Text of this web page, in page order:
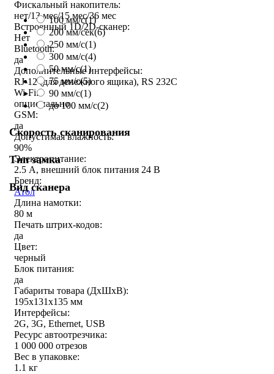
100 мм/с(1)
200 мм/сек(6)
250 мм/c(1)
300 мм/с(4)
50 мм/с(1)
75 мм/с(5)
90 мм/с(1)
до 100 мм/с(2)
Скорость сканирования
Тип замка
Вид сканера
Фискальный накопитель:
нет/13 мес/15 мес/36 мес
Встроенный 1D/2D-сканер:
Нет
Bluetooth:
да
Дополнительные интерфейсы:
RJ-12 (для денежного ящика), RS 232C
Wi-Fi:
опционально
GSM:
да
Допустимая влажность:
90%
Электропитание:
2.5 А, внешний блок питания 24 В
Бренд:
Атол
Длина намотки:
80 м
Печать штрих-кодов:
да
Цвет:
черный
Блок питания:
да
Габариты товара (ДxШxВ):
195х131х135 мм
Интерфейсы:
2G, 3G, Ethernet, USB
Ресурс автоотрезчика:
1 000 000 отрезов
Вес в упаковке:
1.1 кг